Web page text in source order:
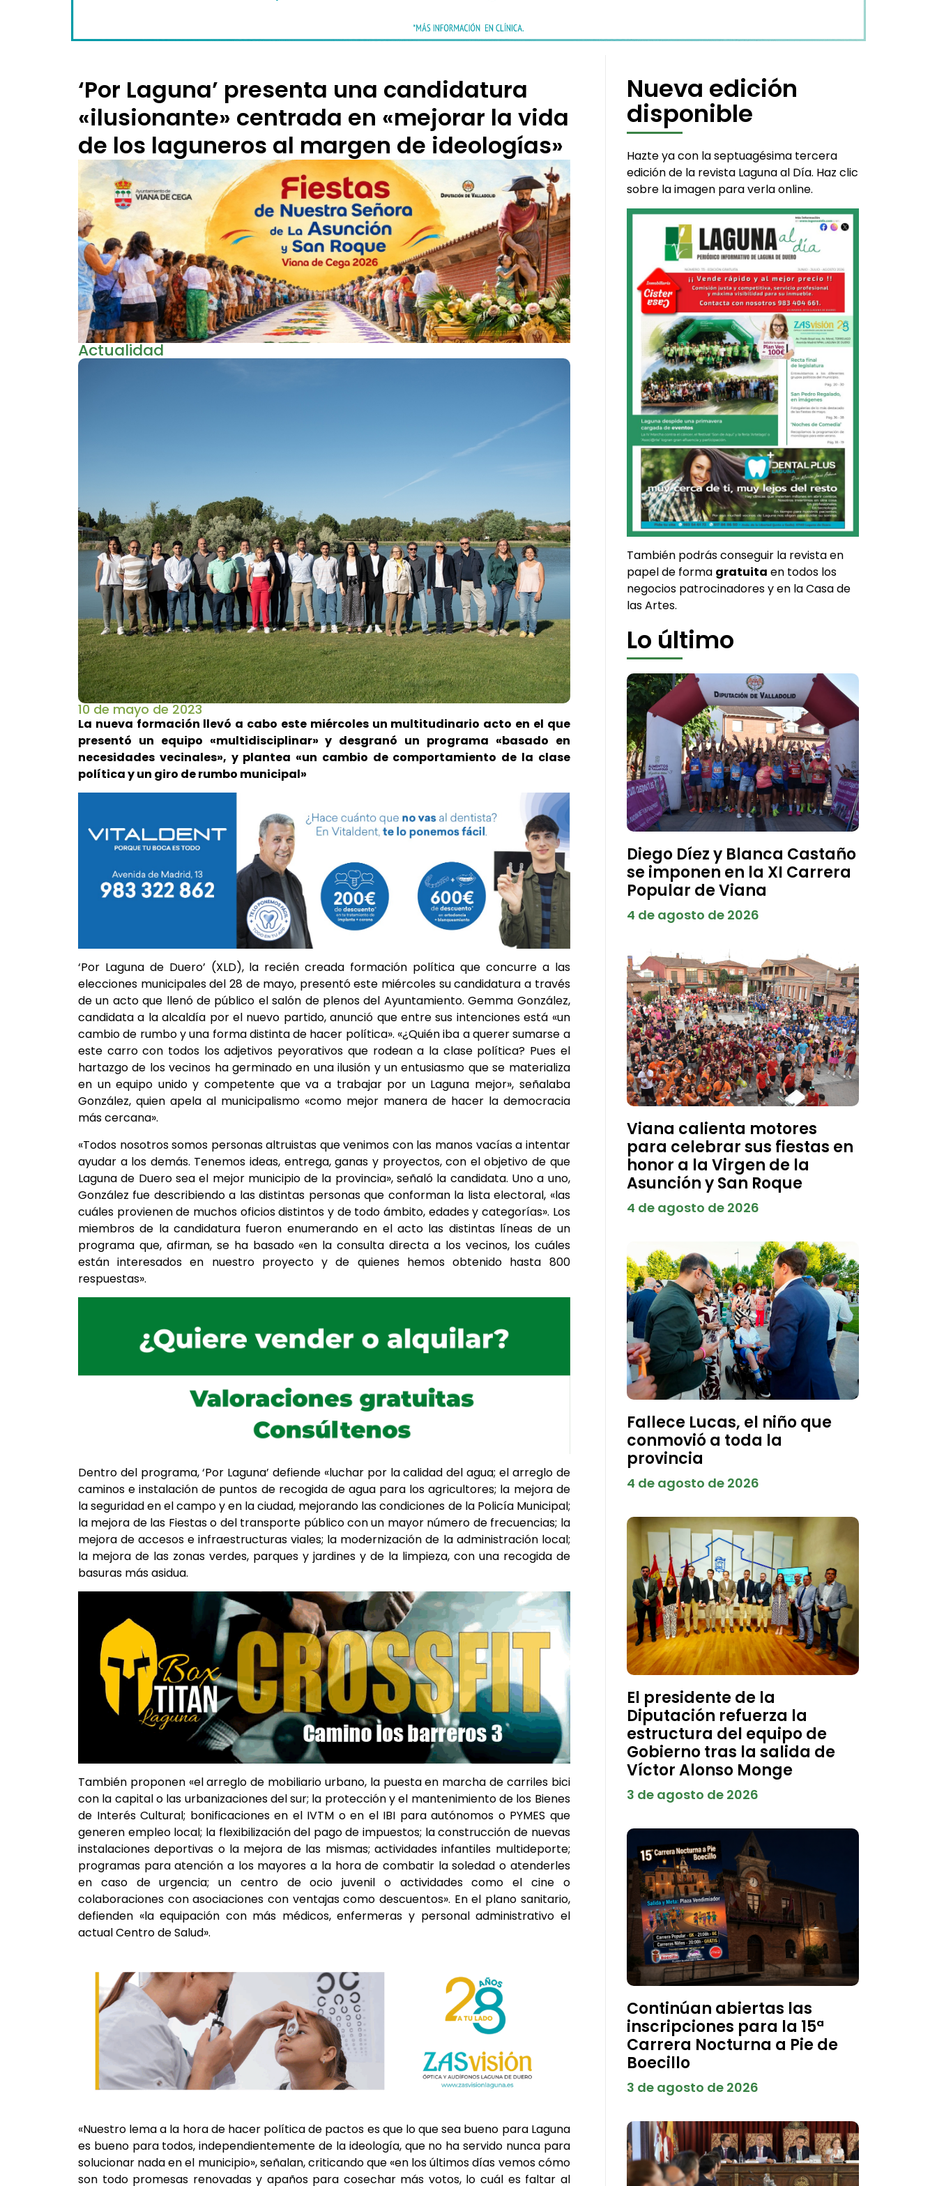
‘Por Laguna’ presenta una candidatura
«ilusionante» centrada en «mejorar la vida
de los laguneros al margen de ideologías»
Actualidad
10 de mayo de 2023
La nueva formación llevó a cabo este miércoles un multitudinario acto en el que
presentó un equipo «multidisciplinar» y desgranó un programa «basado en
necesidades vecinales», y plantea «un cambio de comportamiento de la clase
política y un giro de rumbo municipal»
‘Por Laguna de Duero’ (XLD), la recién creada formación política que concurre a las
elecciones municipales del 28 de mayo, presentó este miércoles su candidatura a través
de un acto que llenó de público el salón de plenos del Ayuntamiento. Gemma González,
candidata a la alcaldía por el nuevo partido, anunció que entre sus intenciones está «un
cambio de rumbo y una forma distinta de hacer política». «¿Quién iba a querer sumarse a
este carro con todos los adjetivos peyorativos que rodean a la clase política? Pues el
hartazgo de los vecinos ha germinado en una ilusión y un entusiasmo que se materializa
en un equipo unido y competente que va a trabajar por un Laguna mejor», señalaba
González, quien apela al municipalismo «como mejor manera de hacer la democracia
más cercana».
«Todos nosotros somos personas altruistas que venimos con las manos vacías a intentar
ayudar a los demás. Tenemos ideas, entrega, ganas y proyectos, con el objetivo de que
Laguna de Duero sea el mejor municipio de la provincia», señaló la candidata. Uno a uno,
González fue describiendo a las distintas personas que conforman la lista electoral, «las
cuáles provienen de muchos oficios distintos y de todo ámbito, edades y categorías». Los
miembros de la candidatura fueron enumerando en el acto las distintas líneas de un
programa que, afirman, se ha basado «en la consulta directa a los vecinos, los cuáles
están interesados en nuestro proyecto y de quienes hemos obtenido hasta 800
respuestas».
Dentro del programa, ‘Por Laguna’ defiende «luchar por la calidad del agua; el arreglo de
caminos e instalación de puntos de recogida de agua para los agricultores; la mejora de
la seguridad en el campo y en la ciudad, mejorando las condiciones de la Policía Municipal;
la mejora de las Fiestas o del transporte público con un mayor número de frecuencias; la
mejora de accesos e infraestructuras viales; la modernización de la administración local;
la mejora de las zonas verdes, parques y jardines y de la limpieza, con una recogida de
basuras más asidua.
También proponen «el arreglo de mobiliario urbano, la puesta en marcha de carriles bici
con la capital o las urbanizaciones del sur; la protección y el mantenimiento de los Bienes
de Interés Cultural; bonificaciones en el IVTM o en el IBI para autónomos o PYMES que
generen empleo local; la flexibilización del pago de impuestos; la construcción de nuevas
instalaciones deportivas o la mejora de las mismas; actividades infantiles multideporte;
programas para atención a los mayores a la hora de combatir la soledad o atenderles
en caso de urgencia; un centro de ocio juvenil o actividades como el cine o
colaboraciones con asociaciones con ventajas como descuentos». En el plano sanitario,
defienden «la equipación con más médicos, enfermeras y personal administrativo el
actual Centro de Salud».
«Nuestro lema a la hora de hacer política de pactos es que lo que sea bueno para Laguna
es bueno para todos, independientemente de la ideología, que no ha servido nunca para
solucionar nada en el municipio», señalan, criticando que «en los últimos días vemos cómo
son todo promesas renovadas y apaños para cosechar más votos, lo cuál es faltar al
Nueva edición
disponible
Hazte ya con la septuagésima tercera
edición de la revista Laguna al Día. Haz clic
sobre la imagen para verla online.
También podrás conseguir la revista en
papel de forma gratuita en todos los
negocios patrocinadores y en la Casa de
las Artes.
Lo último
Diego Díez y Blanca Castaño
se imponen en la XI Carrera
Popular de Viana
4 de agosto de 2026
Viana calienta motores
para celebrar sus fiestas en
honor a la Virgen de la
Asunción y San Roque
4 de agosto de 2026
Fallece Lucas, el niño que
conmovió a toda la
provincia
4 de agosto de 2026
El presidente de la
Diputación refuerza la
estructura del equipo de
Gobierno tras la salida de
Víctor Alonso Monge
3 de agosto de 2026
Continúan abiertas las
inscripciones para la 15ª
Carrera Nocturna a Pie de
Boecillo
3 de agosto de 2026